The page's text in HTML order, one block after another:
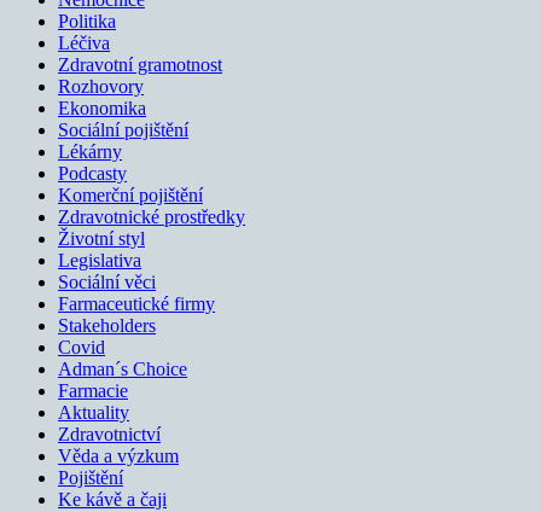
Politika
Léčiva
Zdravotní gramotnost
Rozhovory
Ekonomika
Sociální pojištění
Lékárny
Podcasty
Komerční pojištění
Zdravotnické prostředky
Životní styl
Legislativa
Sociální věci
Farmaceutické firmy
Stakeholders
Covid
Adman´s Choice
Farmacie
Aktuality
Zdravotnictví
Věda a výzkum
Pojištění
Ke kávě a čaji